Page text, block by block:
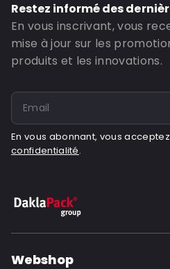
Restez informé des
En vous inscrivant, vous
mise à jour sur les
produits et les innovations.
En vous abonnant, vous
confidentialité.
Webshop